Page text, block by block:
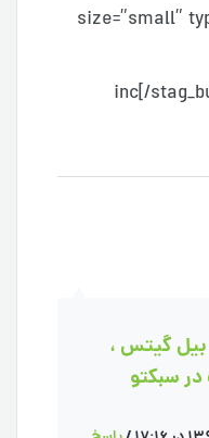
size=”small”
گیتس ،
در سبکتو